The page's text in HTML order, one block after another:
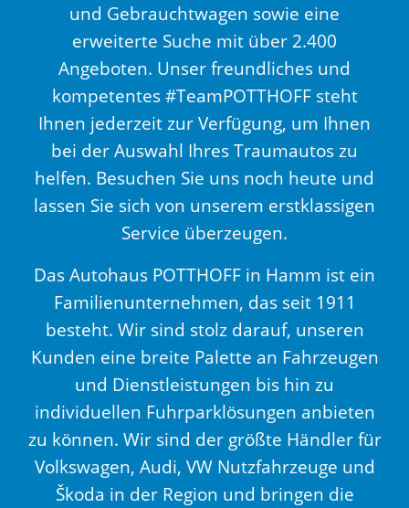
und Gebrauchtwagen sowie eine
erweiterte Suche mit über 2.400
Angeboten. Unser freundliches und
kompetentes #TeamPOTTHOFF steht
Ihnen jederzeit zur Verfügung, um Ihnen
bei der Auswahl Ihres Traumautos zu
helfen. Besuchen Sie uns noch heute und
lassen Sie sich von unserem erstklassigen
Service überzeugen.
Das Autohaus POTTHOFF in Hamm ist ein
Familienunternehmen, das seit 1911
besteht. Wir sind stolz darauf, unseren
Kunden eine breite Palette an Fahrzeugen
und Dienstleistungen bis hin zu
individuellen Fuhrparklösungen anbieten
zu können. Wir sind der größte Händler für
Volkswagen, Audi, VW Nutzfahrzeuge und
Škoda in der Region und bringen die